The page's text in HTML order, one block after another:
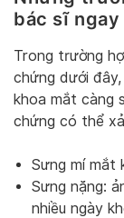
bác sĩ ngay
Trong trường
chứng dưới
khoa mắt càng
chứng có thể
Sưng mí mắt
Sưng nặng:
nhiều ngày